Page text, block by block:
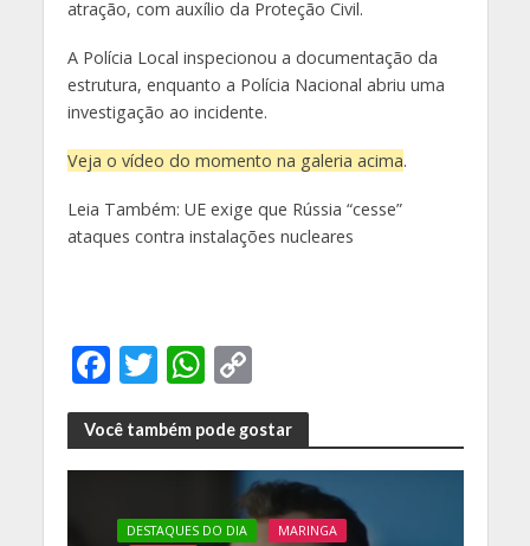
atração, com auxílio da Proteção Civil.
A Polícia Local inspecionou a documentação da
estrutura, enquanto a Polícia Nacional abriu uma
investigação ao incidente.
Veja o vídeo do momento na galeria acima.
Leia Também: UE exige que Rússia “cesse”
ataques contra instalações nucleares
F
ac
e
b
o
T
w
itt
er
W
h
at
s
A
C
o
p
y
Li
Você também pode gostar
DESTAQUES DO DIA MARINGA